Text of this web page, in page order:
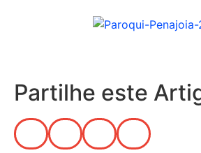
Partilhe este